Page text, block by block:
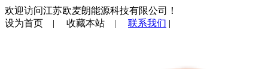
欢迎访问江苏欧麦朗能源科技有限公司！
设为首页 | 收藏本站 | 联系我们 |